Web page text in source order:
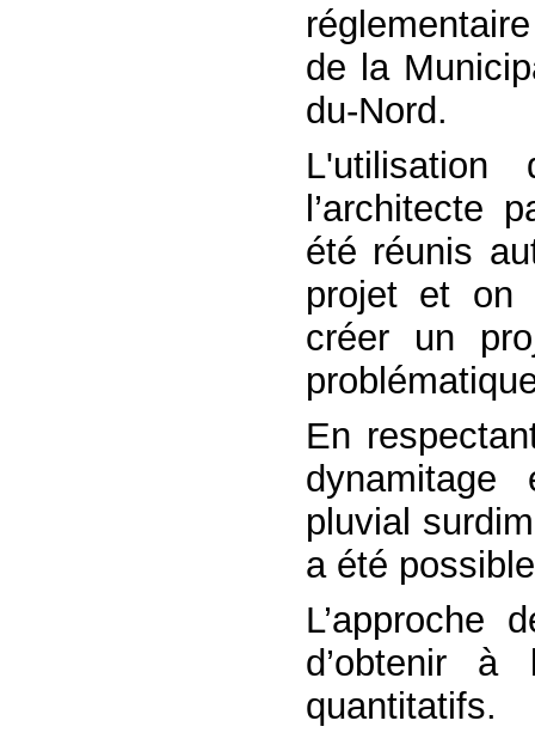
de la
du-Nord.
L'utilisation
l’architecte
été réunis
projet et on
créer un
En
pluvial
a été
d’obtenir
quantitatifs.